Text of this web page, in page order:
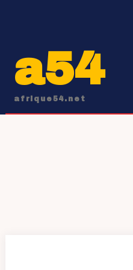
a54
afrique54.net